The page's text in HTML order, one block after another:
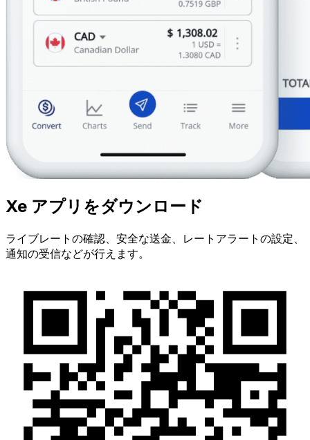
Xe アプリをダウンロード
ライブレートの確認、安全な送金、レートアラートの設定、
通知の受信などが行えます。